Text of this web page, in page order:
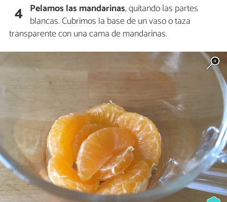
4 Pelamos las mandarinas, quitando las partes
blancas. Cubrimos la base de un vaso o taza
transparente con una cama de mandarinas.